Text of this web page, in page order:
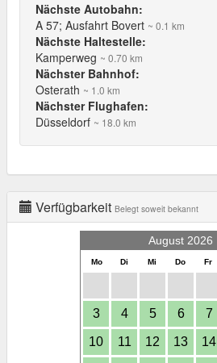
Nächste Autobahn:
A 57; Ausfahrt Bovert ~ 0.1 km
Nächste Haltestelle:
Kamperweg ~ 0.70 km
Nächster Bahnhof:
Osterath ~ 1.0 km
Nächster Flughafen:
Düsseldorf ~ 18.0 km
Verfügbarkeit Belegt soweit bekannt
August 2026
Mo Di Mi Do Fr
3 4 5 6 7
10 11 12 13 14